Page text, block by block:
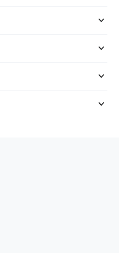
keyboard_arrow_down
keyboard_arrow_down
keyboard_arrow_down
keyboard_arrow_down